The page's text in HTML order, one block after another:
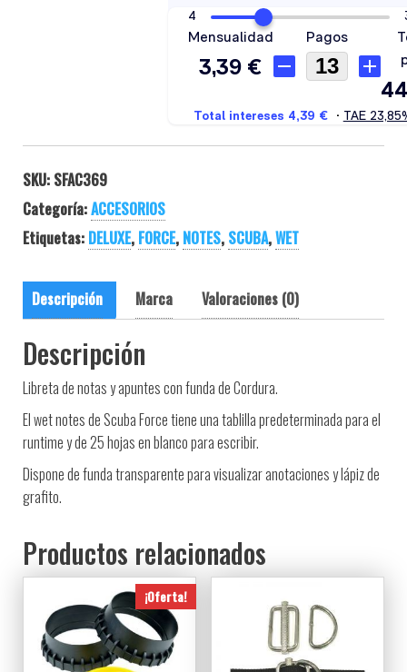
SKU: SFAC369
Categoría:ACCESORIOS
Etiquetas: DELUXE, FORCE, NOTES, SCUBA,WET
Descripción Marca Valoraciones (0)
Descripción
Libreta de notas y apuntes con funda de Cordura.
El wet notes de Scuba Force tiene una tablilla predeterminada para el
runtime y de 25 hojas en blanco para escribir.
Dispone de funda transparente para visualizar anotaciones y lápiz de
grafito.
Productos relacionados
¡Oferta!